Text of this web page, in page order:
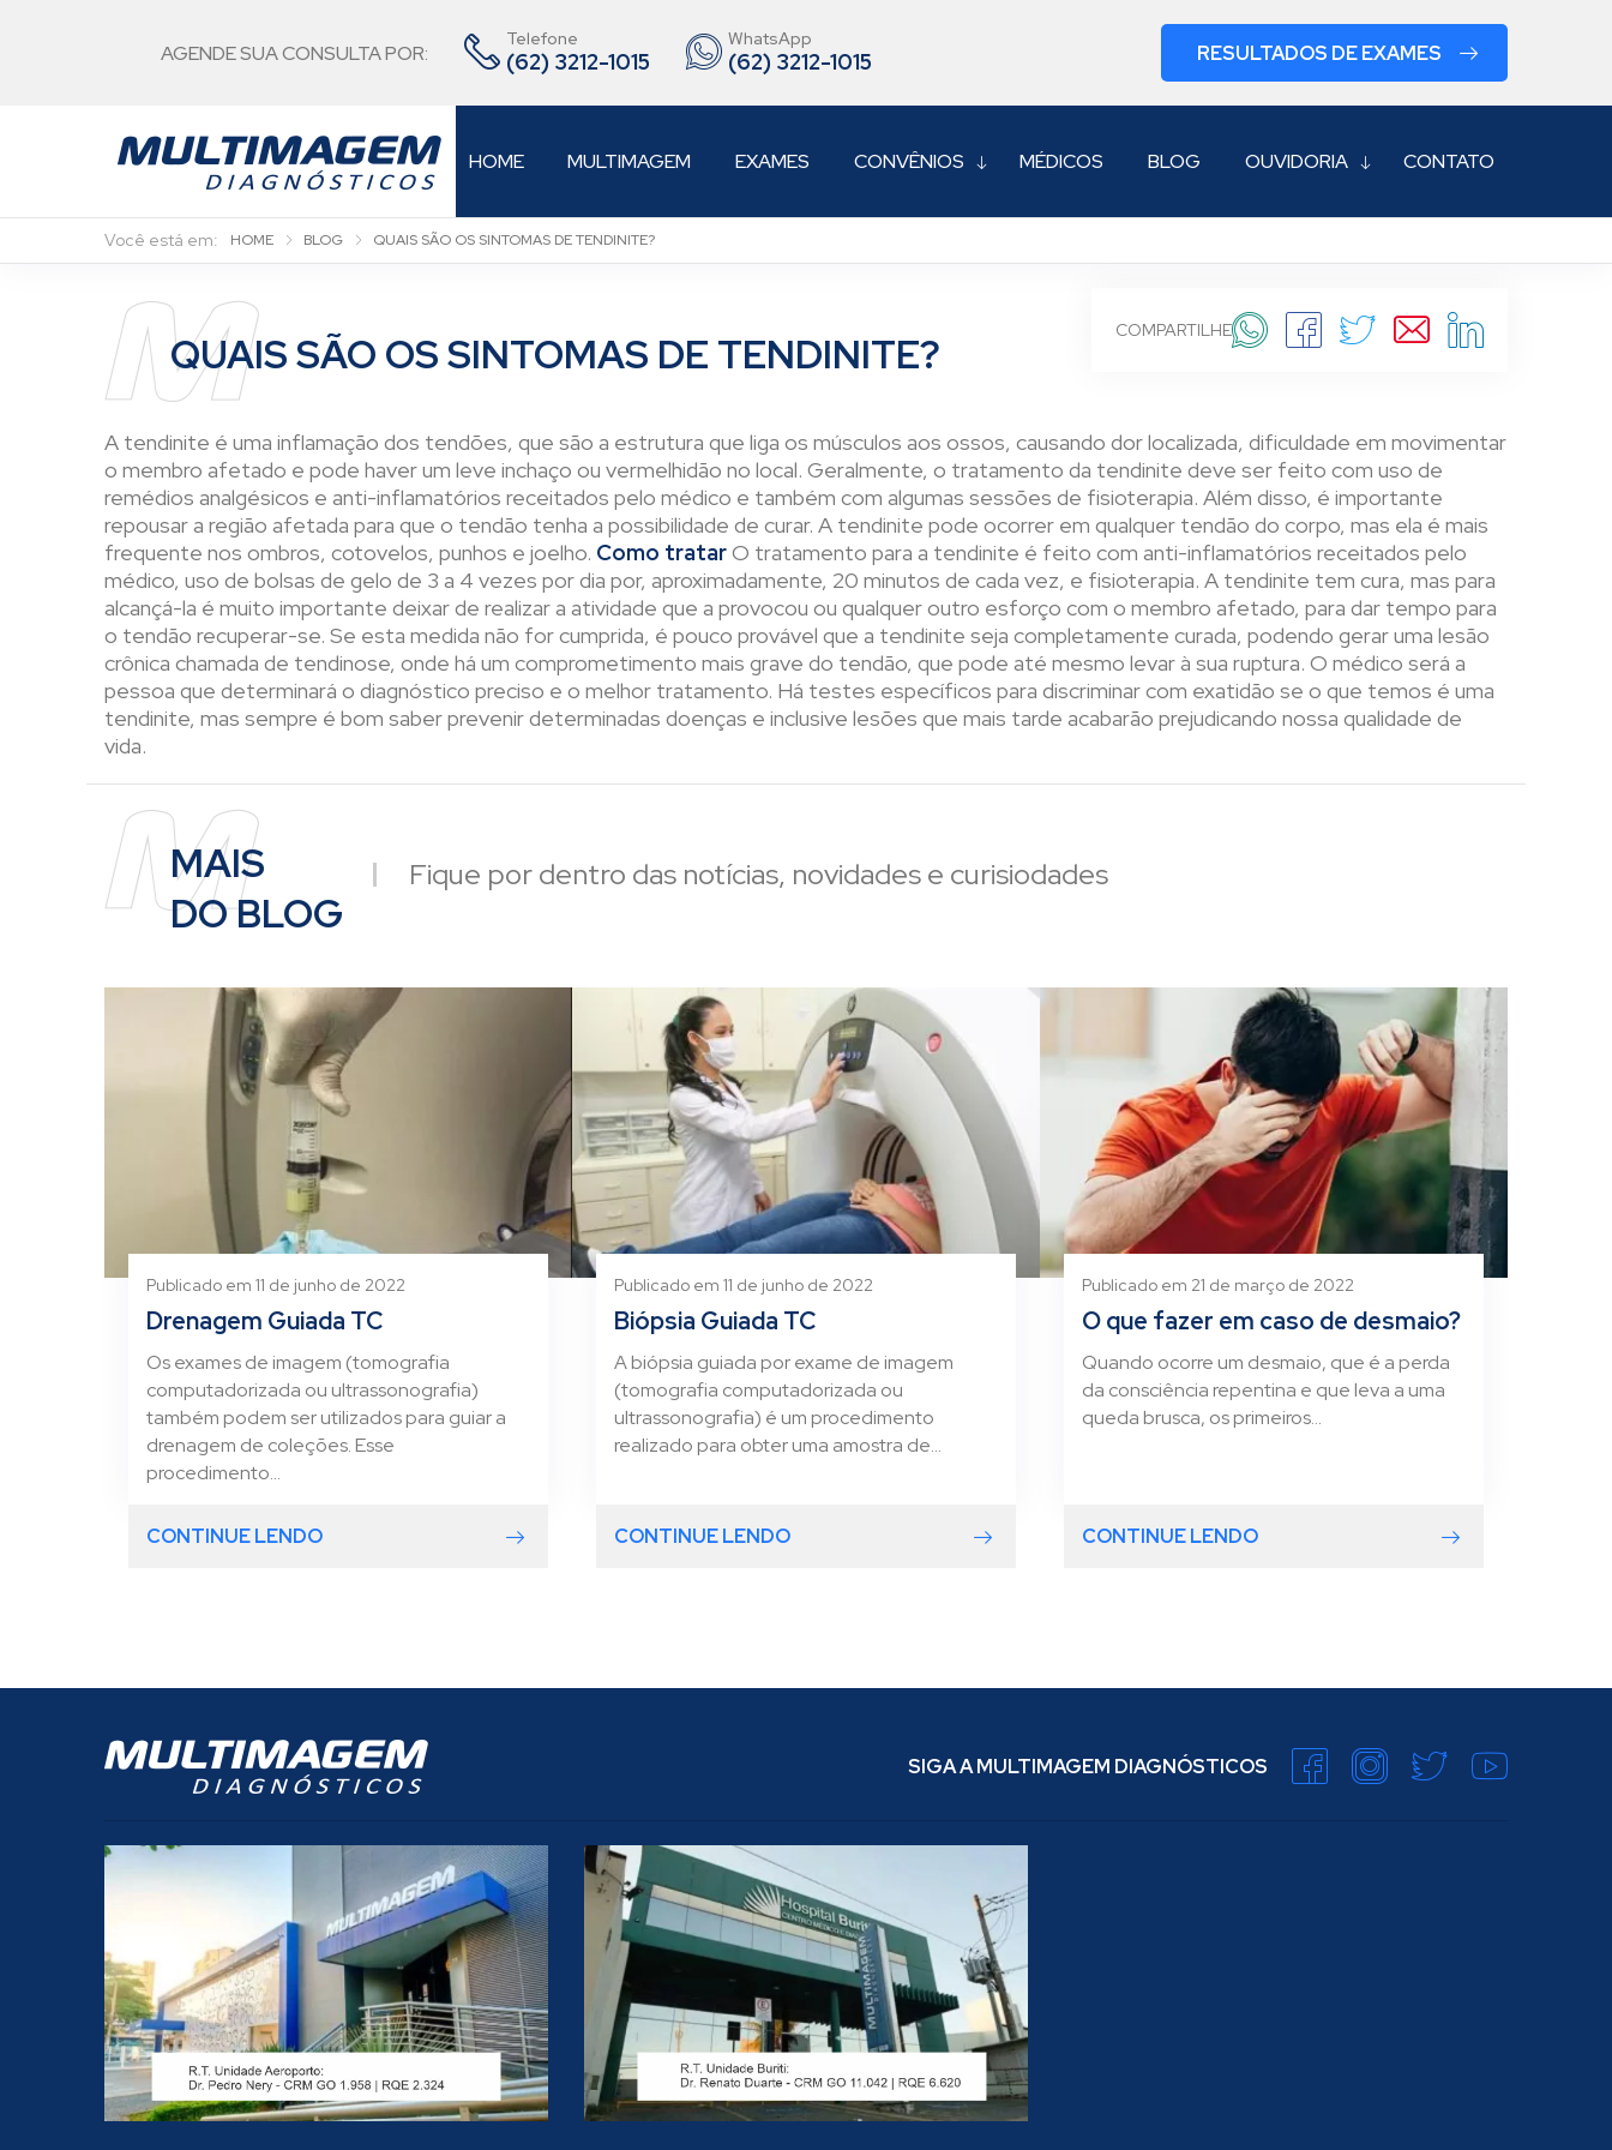
AGENDE SUA CONSULTA POR:
Telefone
(62) 3212-1015
WhatsApp
(62) 3212-1015 RESULTADOS DE EXAMES
HOME MULTIMAGEM EXAMES CONVÊNIOS MÉDICOS BLOG OUVIDORIA CONTATO
HOME BLOG QUAIS SÃO OS SINTOMAS DE TENDINITE?
COMPARTILHE
QUAIS SÃO OS SINTOMAS DE TENDINITE?
A tendinite é uma inflamação dos tendões, que são a estrutura que liga os músculos aos ossos, causando dor localizada, dificuldade em movimentar
o membro afetado e pode haver um leve inchaço ou vermelhidão no local. Geralmente, o tratamento da tendinite deve ser feito com uso de
remédios analgésicos e anti-inflamatórios receitados pelo médico e também com algumas sessões de fisioterapia. Além disso, é importante
repousar a região afetada para que o tendão tenha a possibilidade de curar. A tendinite pode ocorrer em qualquer tendão do corpo, mas ela é mais
frequente nos ombros, cotovelos, punhos e joelho. Como tratarO tratamento para a tendinite é feito com anti-inflamatórios receitados pelo
médico, uso de bolsas de gelo de 3 a 4 vezes por dia por, aproximadamente, 20 minutos de cada vez, e fisioterapia. A tendinite tem cura, mas para
alcançá-la é muito importante deixar de realizar a atividade que a provocou ou qualquer outro esforço com o membro afetado, para dar tempo para
o tendão recuperar-se. Se esta medida não for cumprida, é pouco provável que a tendinite seja completamente curada, podendo gerar uma lesão
crônica chamada de tendinose, onde há um comprometimento mais grave do tendão, que pode até mesmo levar à sua ruptura. O médico será a
pessoa que determinará o diagnóstico preciso e o melhor tratamento. Há testes específicos para discriminar com exatidão se o que temos é uma
tendinite, mas sempre é bom saber prevenir determinadas doenças e inclusive lesões que mais tarde acabarão prejudicando nossa qualidade de
vida.
MAIS
DO BLOG
Fique por dentro das notícias, novidades e curisiodades
Publicado em 11 de junho de 2022
Drenagem Guiada TC
Os exames de imagem (tomografia
computadorizada ou ultrassonografia)
também podem ser utilizados para guiar a
drenagem de coleções. Esse
procedimento...
CONTINUE LENDO
Publicado em 11 de junho de 2022
Biópsia Guiada TC
A biópsia guiada por exame de imagem
(tomografia computadorizada ou
ultrassonografia) é um procedimento
realizado para obter uma amostra de...
CONTINUE LENDO
Publicado em 21 de março de 2022
O que fazer em caso de desmaio?
Quando ocorre um desmaio, que é a perda
da consciência repentina e que leva a uma
queda brusca, os primeiros...
CONTINUE LENDO
SIGA A MULTIMAGEM DIAGNÓSTICOS